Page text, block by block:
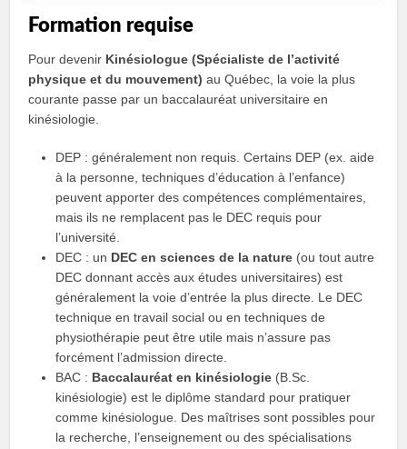
Formation requise
Pour devenir Kinésiologue (Spécialiste de lʼactivité
physique et du mouvement) au Québec, la voie la plus
courante passe par un baccalauréat universitaire en
kinésiologie.
DEP : généralement non requis. Certains DEP (ex. aide
à la personne, techniques d’éducation à l’enfance)
peuvent apporter des compétences complémentaires,
mais ils ne remplacent pas le DEC requis pour
l’université.
DEC : un DEC en sciences de la nature (ou tout autre
DEC donnant accès aux études universitaires) est
généralement la voie d’entrée la plus directe. Le DEC
technique en travail social ou en techniques de
physiothérapie peut être utile mais n’assure pas
forcément l’admission directe.
BAC : Baccalauréat en kinésiologie (B.Sc.
kinésiologie) est le diplôme standard pour pratiquer
comme kinésiologue. Des maîtrises sont possibles pour
la recherche, l’enseignement ou des spécialisations